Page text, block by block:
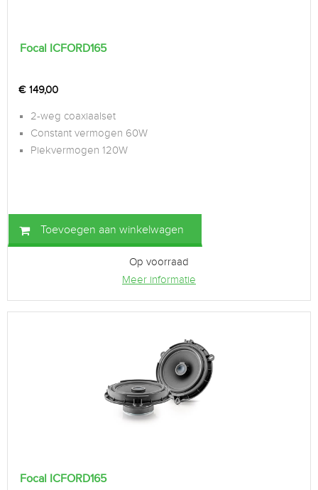
Focal ICFORD165
€ 149,00
2-weg coaxiaalset
Constant vermogen 60W
Piekvermogen 120W
Toevoegen aan winkelwagen
Op voorraad
Meer informatie
Focal ICFORD165